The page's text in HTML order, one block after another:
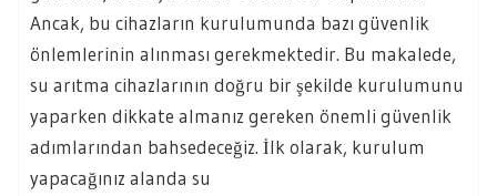
Ancak, bu cihazların kurulumunda bazı güvenlik
önlemlerinin alınması gerekmektedir. Bu makalede,
su arıtma cihazlarının doğru bir şekilde kurulumunu
yaparken dikkate almanız gereken önemli güvenlik
adımlarından bahsedeceğiz. İlk olarak, kurulum
yapacağınız alanda su